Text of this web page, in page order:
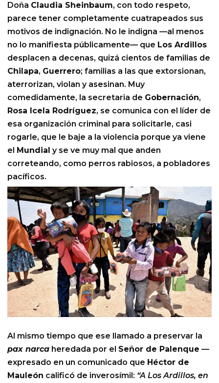
Doña Claudia Sheinbaum, con todo respeto,
parece tener completamente cuatrapeados sus
motivos de indignación. No le indigna —al menos
no lo manifiesta públicamente— que Los Ardillos
desplacen a decenas, quizá cientos de familias de
Chilapa, Guerrero; familias a las que extorsionan,
aterrorizan, violan y asesinan. Muy
comedidamente, la secretaria de Gobernación,
Rosa Icela Rodríguez, se comunica con el líder de
esa organización criminal para solicitarle, casi
rogarle, que le baje a la violencia porque ya viene
el Mundial y se ve muy mal que anden
correteando, como perros rabiosos, a pobladores
pacíficos.
Al mismo tiempo que ese llamado a preservar la
pax narca heredada por el Señor de Palenque —
expresado en un comunicado que Héctor de
Mauleón calificó de inverosímil: “A Los Ardillos, en